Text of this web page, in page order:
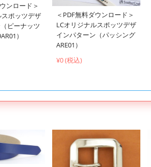
ンロード＞
ポッツデザ
ピーナッツ
）
＜PDF無料ダウンロード＞
LCオリジナルスポッツデザ
インパターン（パッシング
ARE01）
¥0 (税込)